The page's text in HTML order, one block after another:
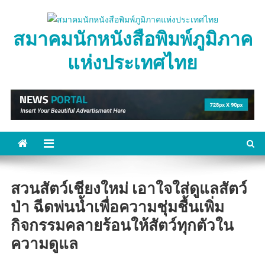
contentสมาคมนักหนังสือพิมพ์ภูมิภาค
แห่งประเทศไทย
สวนสัตว์เชียงใหม่ เอาใจใส่ดูแลสัตว์
ป่า ฉีดพ่นน้ำเพื่อความชุ่มชื้นเพิ่ม
กิจกรรมคลายร้อนให้สัตว์ทุกตัวใน
ความดูแล